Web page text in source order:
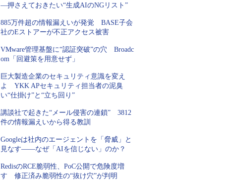
―押さえておきたい“生成AIのNGリスト”
885万件超の情報漏えいが発覚 BASE子会
社のEストアーが不正アクセス被害
VMware管理基盤に“認証突破”の穴 Broadc
om「回避策を用意せず」
巨大製造企業のセキュリティ意識を変え
よ YKK APセキュリティ担当者の泥臭
い“仕掛け”と“立ち回り”
講談社で起きた“メール侵害の連鎖” 3812
件の情報漏えいから得る教訓
Googleは社内のエージェントを「脅威」と
見なす――なぜ「AIを信じない」のか？
RedisのRCE脆弱性、PoC公開で危険度増
す 修正済み脆弱性の“抜け穴”が判明